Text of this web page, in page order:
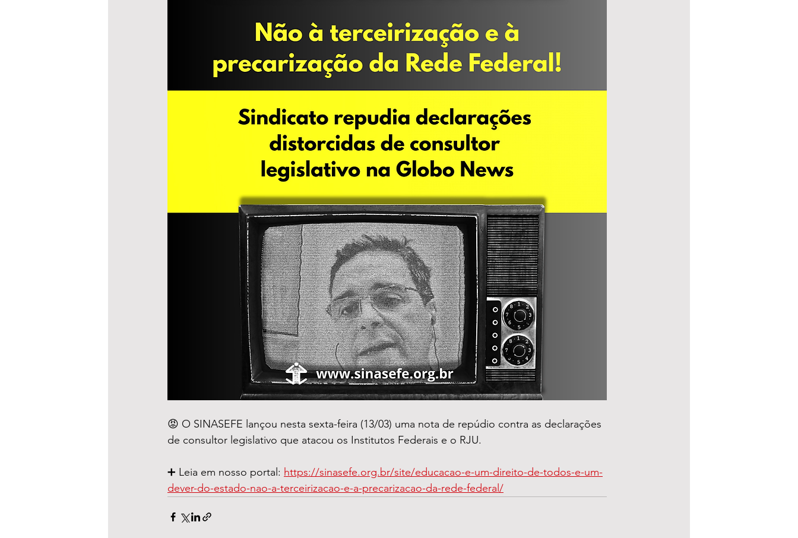
😡 O SINASEFE lançou nesta sexta-feira (13/03) uma nota de repúdio contra as declarações
de consultor legislativo que atacou os Institutos Federais e o RJU.
➕ Leia em nosso portal: https://sinasefe.org.br/site/educacao-e-um-direito-de-todos-e-um-
dever-do-estado-nao-a-terceirizacao-e-a-precarizacao-da-rede-federal/